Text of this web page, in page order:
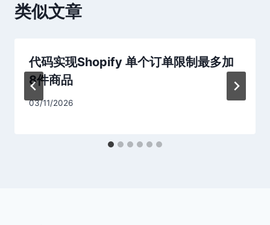
类似文章
代码实现Shopify 单个订单限制最多加
8件商品
03/11/2026